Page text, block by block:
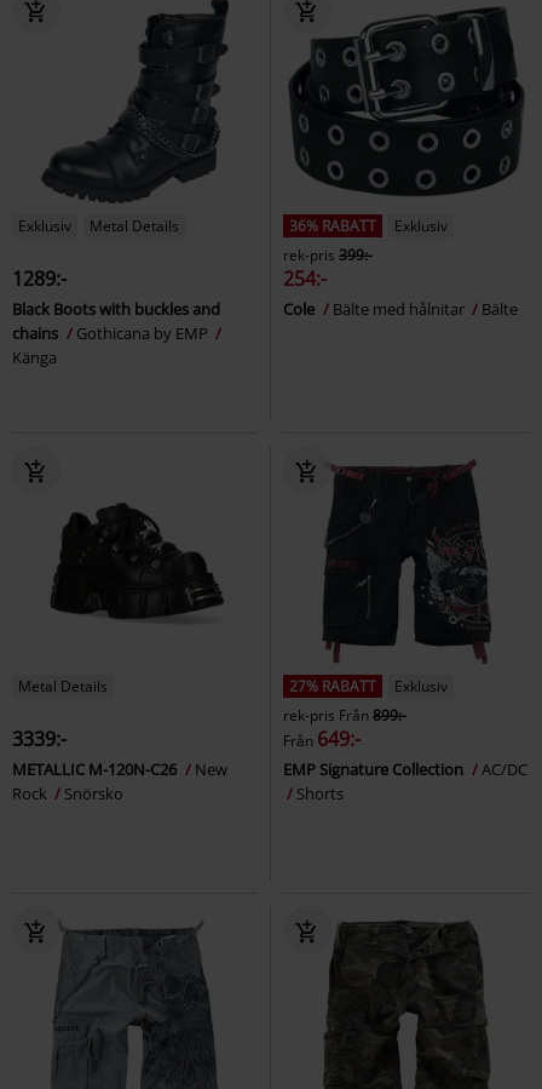
Exklusiv Metal Details
1289:-
Black Boots with buckles and
chains
Gothicana by EMP
Känga
36% RABATT
Exklusiv
rek-pris 399:-
254:-
Cole Bälte med hålnitar Bälte
Metal Details
3339:-
METALLIC M-120N-C26
New
Rock
Snörsko
27% RABATT
Exklusiv
rek-pris Från899:-
Från 649:-
EMP Signature Collection
AC/DC
Shorts